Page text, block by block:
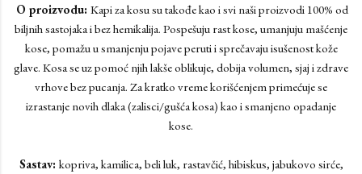
O proizvodu: Kapi za kosu su takođe kao i svi naši proizvodi 100% od
biljnih sastojaka i bez hemikalija. Pospešuju rast kose, umanjuju mašćenje
kose, pomažu u smanjenju pojave peruti i sprečavaju isušenost kože
glave. Kosa se uz pomoć njih lakše oblikuje, dobija volumen, sjaj i zdrave
vrhove bez pucanja. Za kratko vreme korišćenjem primećuje se
izrastanje novih dlaka (zalisci/gušća kosa) kao i smanjeno opadanje
kose.
Sastav: kopriva, kamilica, beli luk, rastavčić, hibiskus, jabukovo sirće,